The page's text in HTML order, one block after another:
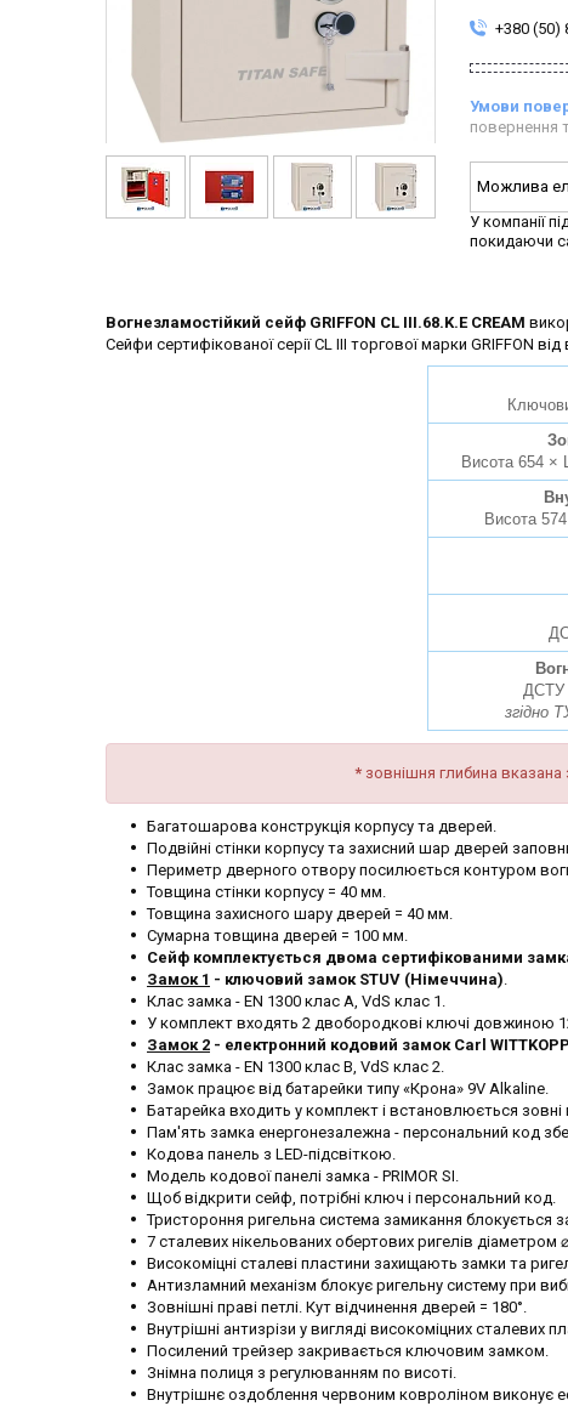
+380 (50)
повернення
У компанії
покидаючи
Вогнезламостійкий сейф GRIFFON CL III.68.K.E CREAM
Сейфи сертифікованої серії CL III торгової марки GRIFFON
Висота 654 ×
Висота
ДСТУ
згідно
*зовнішня глибина вказана
Багатошарова конструкція корпусу та дверей.
Подвійні стінки корпусу та захисний шар дверей
Периметр дверного отвору посилюється контуром
Товщина стінки корпусу = 40 мм.
Товщина захисного шару дверей = 40 мм.
Сумарна товщина дверей = 100 мм.
Сейф комплектується двома сертифікованими
Замок 1 - ключовий замок STUV (Німеччина).
Клас замка - EN 1300 клас A, VdS клас 1.
У комплект входять 2 двобородкові ключі довжиною
Замок 2 - електронний кодовий замок Carl
Клас замка - EN 1300 клас B, VdS клас 2.
Замок працює від батарейки типу «Крона» 9V Alkaline.
Батарейка входить у комплект і встановлюється
Пам'ять замка енергонезалежна - персональний код
Кодова панель з LED-підсвіткою.
Модель кодової панелі замка - PRIMOR SI.
Щоб відкрити сейф, потрібні ключ і персональний код.
Тристороння ригельна система замикання
7 сталевих нікельованих обертових ригелів діаметром
Високоміцні сталеві пластини захищають замки та
Антизламний механізм блокує ригельну систему при
Зовнішні праві петлі. Кут відчинення дверей = 180°.
Внутрішні антизрізи у вигляді високоміцних сталевих
Посилений трейзер закривається ключовим замком.
Знімна полиця з регулюванням по висоті.
Внутрішнє оздоблення червоним ковроліном виконує